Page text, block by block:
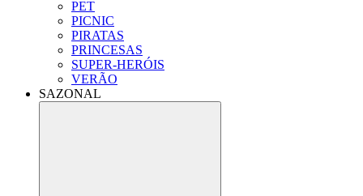
PET
PICNIC
PIRATAS
PRINCESAS
SUPER-HERÓIS
VERÃO
SAZONAL